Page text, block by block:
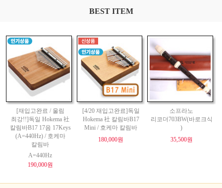
BEST ITEM
[재입고완료 / 울림
최강!!]독일 Hokema 社
칼림바B17 17음 17Keys
(A=440Hz) / 호케마
칼림바
A=440Hz
190,000원
[4/20 재입고완료]독일
Hokema 社 칼림바B17
Mini / 호케마 칼림바
180,000원
소프라노
리코더703BW(바로크식
)
35,500원